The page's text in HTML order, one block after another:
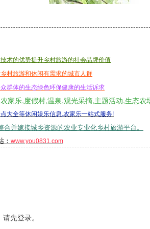
术的优势提升乡村旅游的社会品牌价值
村旅游和休闲有需求的城市人群
群体的生态绿色环保健康的生活诉求
家乐,度假村,温泉,观光采摘,主题活动,生态农
大全等休闲娱乐信息,农家乐一站式服务!
合并嫁接城乡资源的农业专业化乡村旅游平台。
： www.you0831.com
请先登录。